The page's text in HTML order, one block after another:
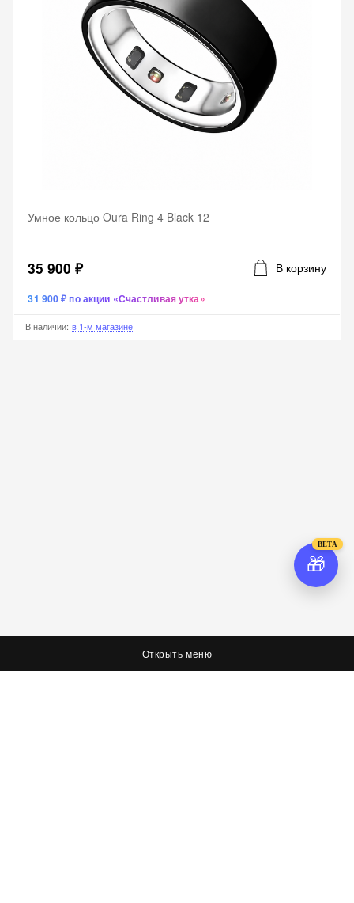
Открыть меню
Умное кольцо Oura Ring 4 Black 12
35 900 ₽ В корзину
31 900 ₽ по акции «Счастливая утка»
В наличии: в 1-м магазине
🎁
BETA